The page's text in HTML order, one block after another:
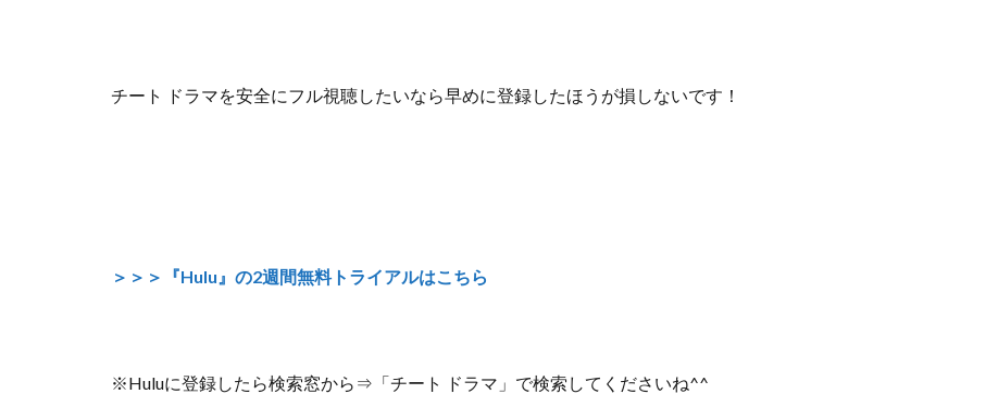
チート ドラマを安全にフル視聴したいなら早めに登録したほうが損しないです！
＞＞＞『Hulu』の2週間無料トライアルはこちら
※Huluに登録したら検索窓から⇒「チート ドラマ」で検索してくださいね^^